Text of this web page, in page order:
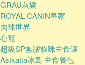
GRAU灰樂
ROYAL CANIN皇家
肉球世界
心寵
超級SP無膠貓咪主食罐
Astkatta冰島 主食餐包